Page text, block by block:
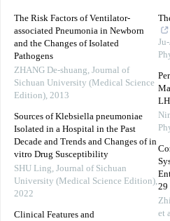
The Risk Factors of Ventilator-
associated Pneumonia in Newborn
and the Changes of Isolated
Pathogens
ZHANG De-shuang, Journal of
Sichuan University (Medical Science
Edition), 2013
Sources of Klebsiella pneumoniae
Isolated in a Hospital in the Past
Decade and Trends and Changes of in
vitro Drug Susceptibility
SHU Ling, Journal of Sichuan
University (Medical Science Edition),
2022
Clinical Features and
29
et